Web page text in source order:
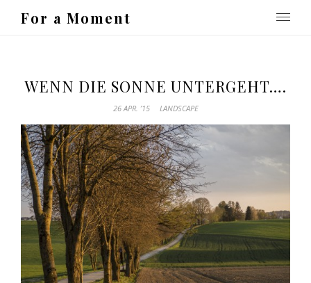
For a Moment
WENN DIE SONNE UNTERGEHT….
26 APR. ’15 LANDSCAPE